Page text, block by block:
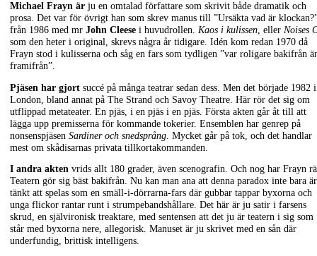
Michael Frayn är ju en omtalad författare som skrivit både dramatik och
prosa. Det var för övrigt han som skrev manus till ”Ursäkta vad är
från 1986 med mr John Cleese i huvudrollen. Kaos i kulissen, eller Noises
som den heter i original, skrevs några år tidigare. Idén kom redan 1970 då
Frayn stod i kulisserna och såg en fars som tydligen ”var roligare bakifrån
framifrån”.
Pjäsen har gjort succé på många teatrar sedan dess. Men det började 1982 i
London, bland annat på The Strand och Savoy Theatre. Här rör det sig om
utflippad metateater. En pjäs, i en pjäs i en pjäs. Första akten går åt till att
lägga upp premisserna för kommande tokerier. Ensemblen har genrep på
nonsenspjäsen Sardiner och snedsprång . Mycket går på tok, och det handlar
mest om skådisarnas privata tillkortakommanden.
I andra akten vrids allt 180 grader, även scenografin. Och nog har Frayn
Teatern gör sig bäst bakifrån. Nu kan man ana att denna paradox inte bara är
tänkt att spelas som en smäll-i-dörrarna-fars där gubbar tappar byxorna och
unga flickor rantar runt i strumpebandshållare. Det här är ju satir i farsens
skrud, en självironisk treaktare, med sentensen att det ju är teatern i sig som
står med byxorna nere, allegorisk. Manuset är ju skrivet med en sån där
underfundig, brittisk intelligens.